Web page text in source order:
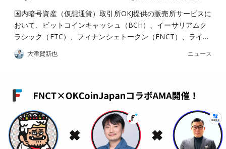
国内暗号資産（仮想通貨）取引所OKJ提供の販売所サービスに
おいて、ビットコインキャッシュ（BCH）、イーサリアムク
ラシック（ETC）、フィナンシェトークン（FNCT）、ライ…
大津賀新也 ニュース